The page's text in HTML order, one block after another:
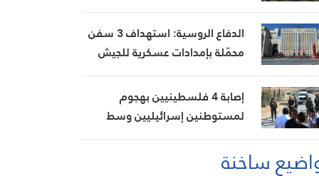
مجاهديها
الدفاع الروسية: استهداف 3 سفن
محمّلة بإمدادات عسكرية للجيش
إصابة 4 فلسطينيين بهجوم
لمستوطنين إسرائيليين وسط
ساخنة